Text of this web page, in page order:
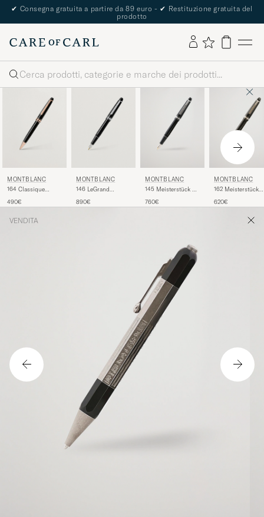
✔ Consegna gratuita a partire da 89 euro - ✔ Restituzione gratuita del
prodotto
Cerca
MONTBLANC
164 Classique
Ballpoint Pen Red
490€
MONTBLANC
146 LeGrand
Fountain Pen
890€
MONTBLANC
145 Meisterstück M
Platinum Line
760€
MONTBLANC
162 Meisterstück
Pen Platinum Line
620€
VENDITA